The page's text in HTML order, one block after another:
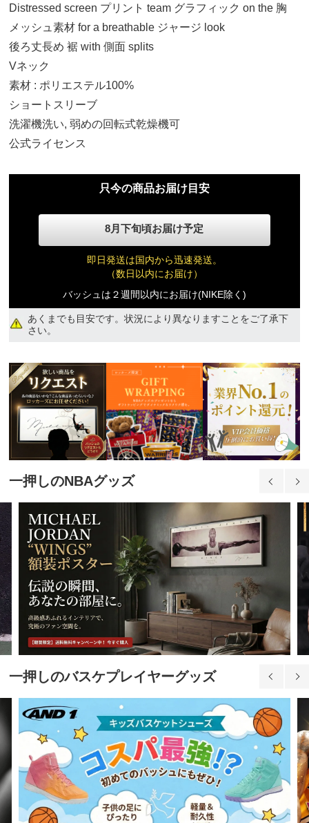
Distressed screen プリント team グラフィック on the 胸
メッシュ素材 for a breathable ジャージ look
後ろ丈長め 裾 with 側面 splits
Vネック
素材 : ポリエステル100%
ショートスリーブ
洗濯機洗い, 弱めの回転式乾燥機可
公式ライセンス
只今の商品お届け目安
8月下旬頃お届け予定
即日発送は国内から迅速発送。
（数日以内にお届け）
バッシュは２週間以内にお届け(NIKE除く)
あくまでも目安です。状況により異なりますことをご了承下
さい。
一押しのNBAグッズ
一押しのバスケプレイヤーグッズ
S
17,240円(税込)
17,240円(税込)
XXL